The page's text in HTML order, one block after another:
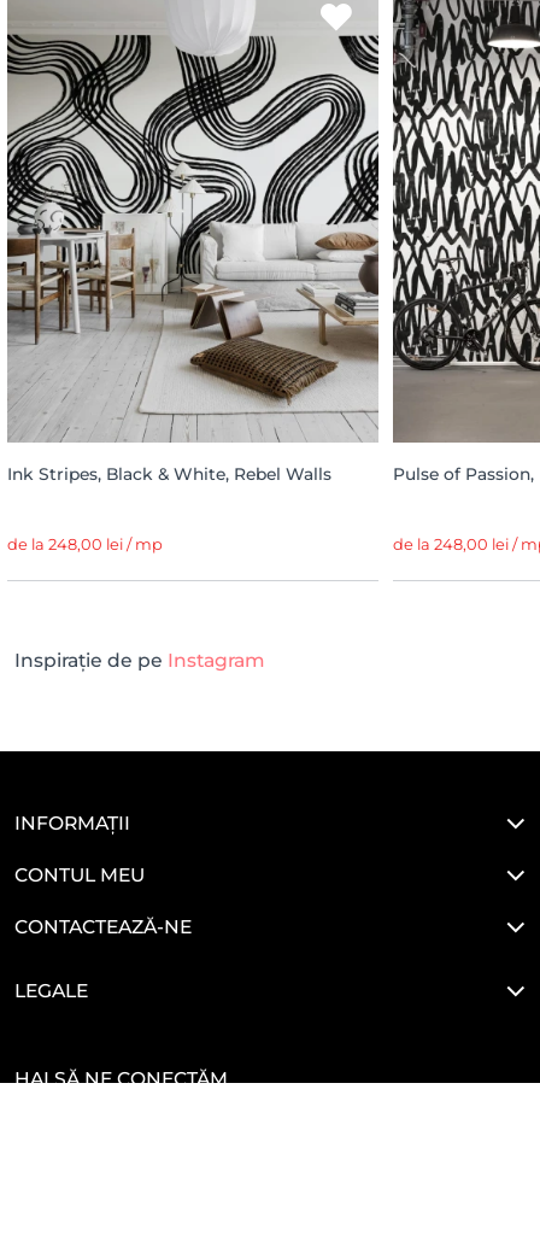
Ink Stripes, Black & White, Rebel Walls
de la 248,00 lei / mp
Pulse of Passion,
de la 248,00 lei /
Inspirație de pe Instagram
INFORMAȚII
CONTUL MEU
CONTACTEAZĂ-NE
LEGALE
HAI SĂ NE CONECTĂM